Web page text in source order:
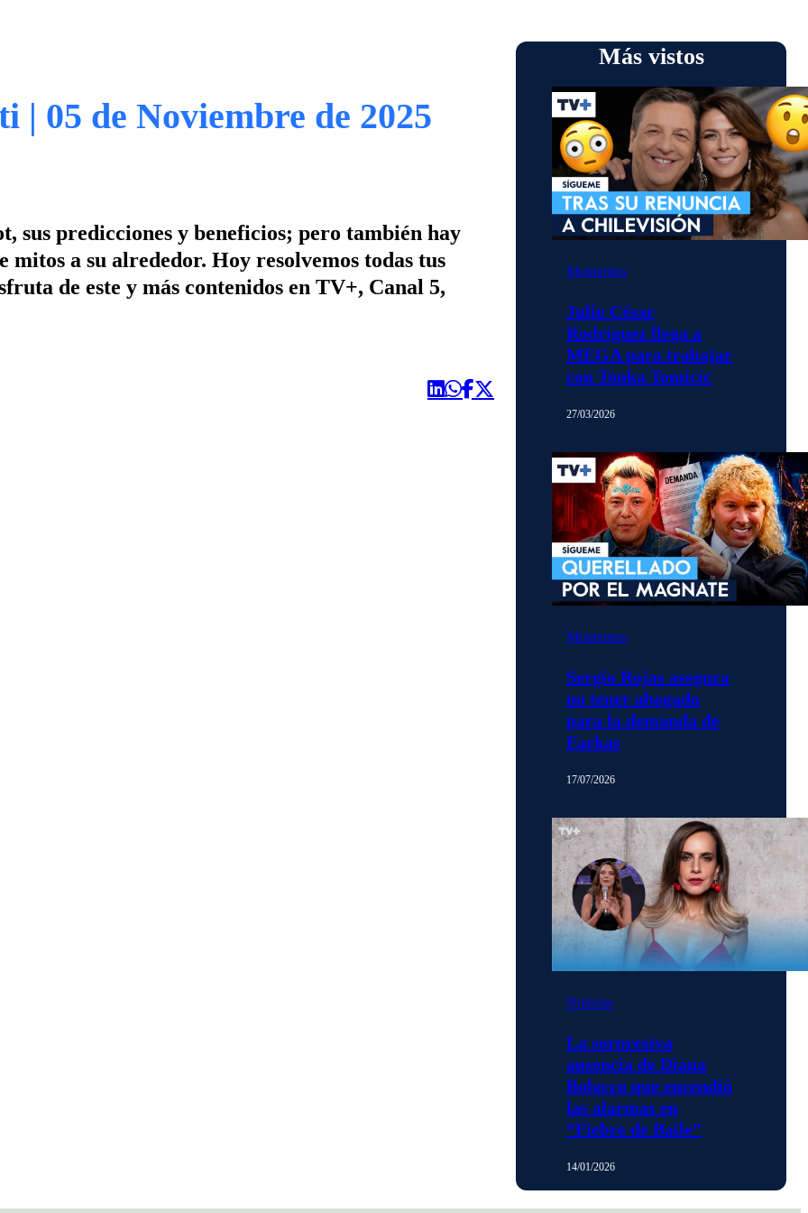
| 05 de Noviembre de 2025
sus predicciones y beneficios; pero también hay
mitos a su alrededor. Hoy resolvemos todas tus
de este y más contenidos en TV+, Canal 5,
Más vistos
Momentos
Julio César
Rodríguez llega a
MEGA para trabajar
con Tonka Tomicic
27/03/2026
Momentos
Sergio Rojas asegura
no tener abogado
para la demanda de
Farkas
17/07/2026
Noticias
La sorpresiva
ausencia de Diana
Bolocco que encendió
las alarmas en
“Fiebre de Baile”
14/01/2026